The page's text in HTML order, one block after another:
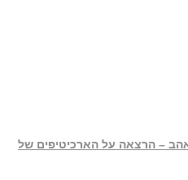
– הרצאה על הארכיטיפים של